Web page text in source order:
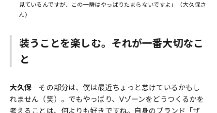
見ているんですが、この一瞬はやっぱりたまらないですよ」（大久保さ
ん）
装うことを楽しむ。それが一番大切なこ
と
大久保 その部分は、僕は最近ちょっと怠けているかもし
れません（笑）。でもやっぱり、Vゾーンをどうつくるかを
考えることは、何よりも好きですね。自身のブランド「ザ